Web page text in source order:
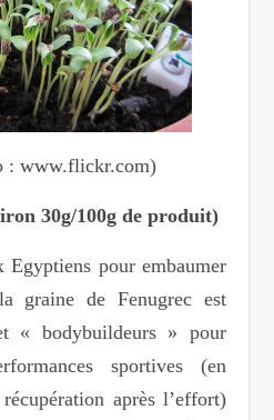
: www.flickr.com)
30g/100g de produit)
pour embaumer
graine de Fenugrec est
« bodybuildeurs » pour
sportives (en
après l’effort)